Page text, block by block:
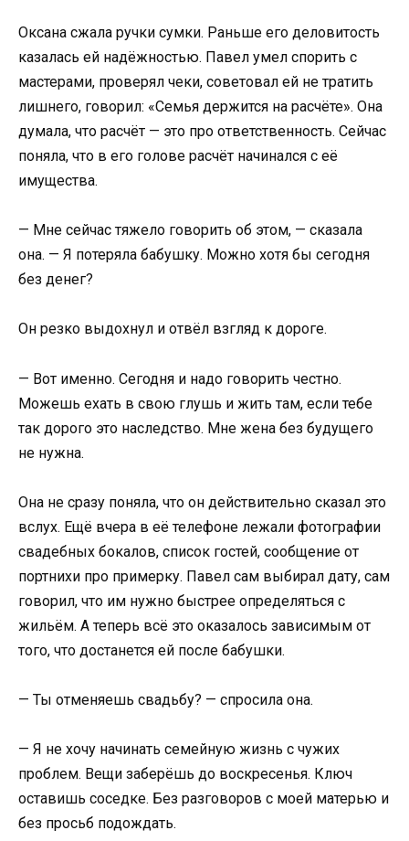
Оксана сжала ручки сумки. Раньше его деловитость
казалась ей надёжностью. Павел умел спорить с
мастерами, проверял чеки, советовал ей не тратить
лишнего, говорил: «Семья держится на расчёте». Она
думала, что расчёт — это про ответственность. Сейчас
поняла, что в его голове расчёт начинался с её
имущества.
— Мне сейчас тяжело говорить об этом, — сказала
она. — Я потеряла бабушку. Можно хотя бы сегодня
без денег?
Он резко выдохнул и отвёл взгляд к дороге.
— Вот именно. Сегодня и надо говорить честно.
Можешь ехать в свою глушь и жить там, если тебе
так дорого это наследство. Мне жена без будущего
не нужна.
Она не сразу поняла, что он действительно сказал это
вслух. Ещё вчера в её телефоне лежали фотографии
свадебных бокалов, список гостей, сообщение от
портнихи про примерку. Павел сам выбирал дату, сам
говорил, что им нужно быстрее определяться с
жильём. А теперь всё это оказалось зависимым от
того, что достанется ей после бабушки.
— Ты отменяешь свадьбу? — спросила она.
— Я не хочу начинать семейную жизнь с чужих
проблем. Вещи заберёшь до воскресенья. Ключ
оставишь соседке. Без разговоров с моей матерью и
без просьб подождать.